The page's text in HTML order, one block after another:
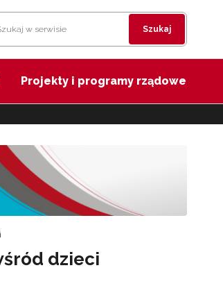
Szukaj
Projekty i programy rządowe
dzieci